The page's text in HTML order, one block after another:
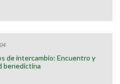
de intercambio: Encuentro y
benedictina